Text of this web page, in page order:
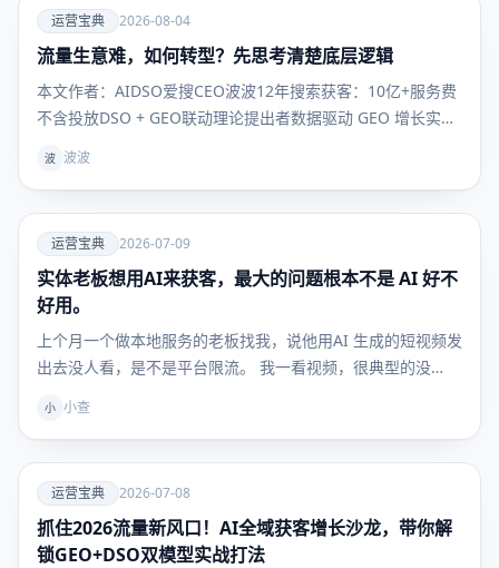
爱
运营宝
运营宝典 2026-08-04
流量生意难，如何转型？先思考清楚底层逻辑
本文作者：AIDSO爱搜CEO波波12年搜索获客：10亿+服务费
不含投放DSO + GEO联动理论提出者数据驱动 GEO 增长实战
然就不灵了。投流ROI打不平，内容发了一堆连个水花都没
波 波波
爱
运营宝
典
运营宝典 2026-07-09
实体老板想用AI来获客，最大的问题根本不是 AI 好不
好用。
上个月一个做本地服务的老板找我，说他用AI 生成的短视频发
出去没人看，是不是平台限流。 我一看视频，很典型的没…
小 小查
爱
运营宝
典
运营宝典 2026-07-08
抓住2026流量新风口！AI全域获客增长沙龙，带你解
锁GEO+DSO双模型实战打法